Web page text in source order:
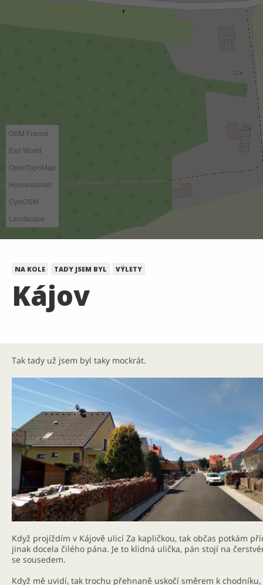
OSM France
Esri World
OpenTopoMap
Humanitarian
CyclOSM
Landscape
NA KOLE TADY JSEM BYL VÝLETY
Kájov
Tak tady už jsem byl taky mockrát.
Když projíždím v Kájově ulicí Za kapličkou, tak občas potkám
jinak docela čilého pána. Je to klidná ulička, pán stojí na
se sousedem.
Když mě uvidí, tak trochu přehnaně uskočí směrem k chodníku,